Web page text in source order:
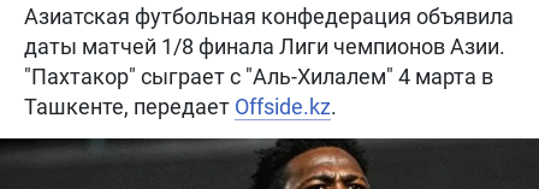
Азиатская футбольная конфедерация объявила
даты матчей 1/8 финала Лиги чемпионов Азии.
"Пахтакор" сыграет с "Аль-Хилалем" 4 марта в
Ташкенте, передает Offside.kz.